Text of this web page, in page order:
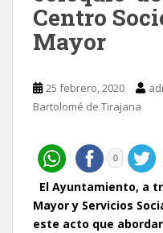
Centro
Mayor
25 febrero, 2020
Bartolomé de Tirajana
0
El Ayuntamiento, a
Mayor y Servicios
este acto que